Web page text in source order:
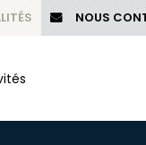
NOUS